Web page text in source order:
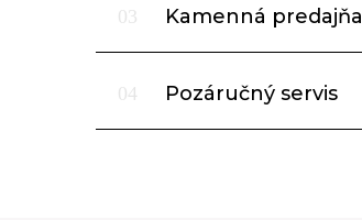
03 Kamenná predajňa
04 Pozáručný servis